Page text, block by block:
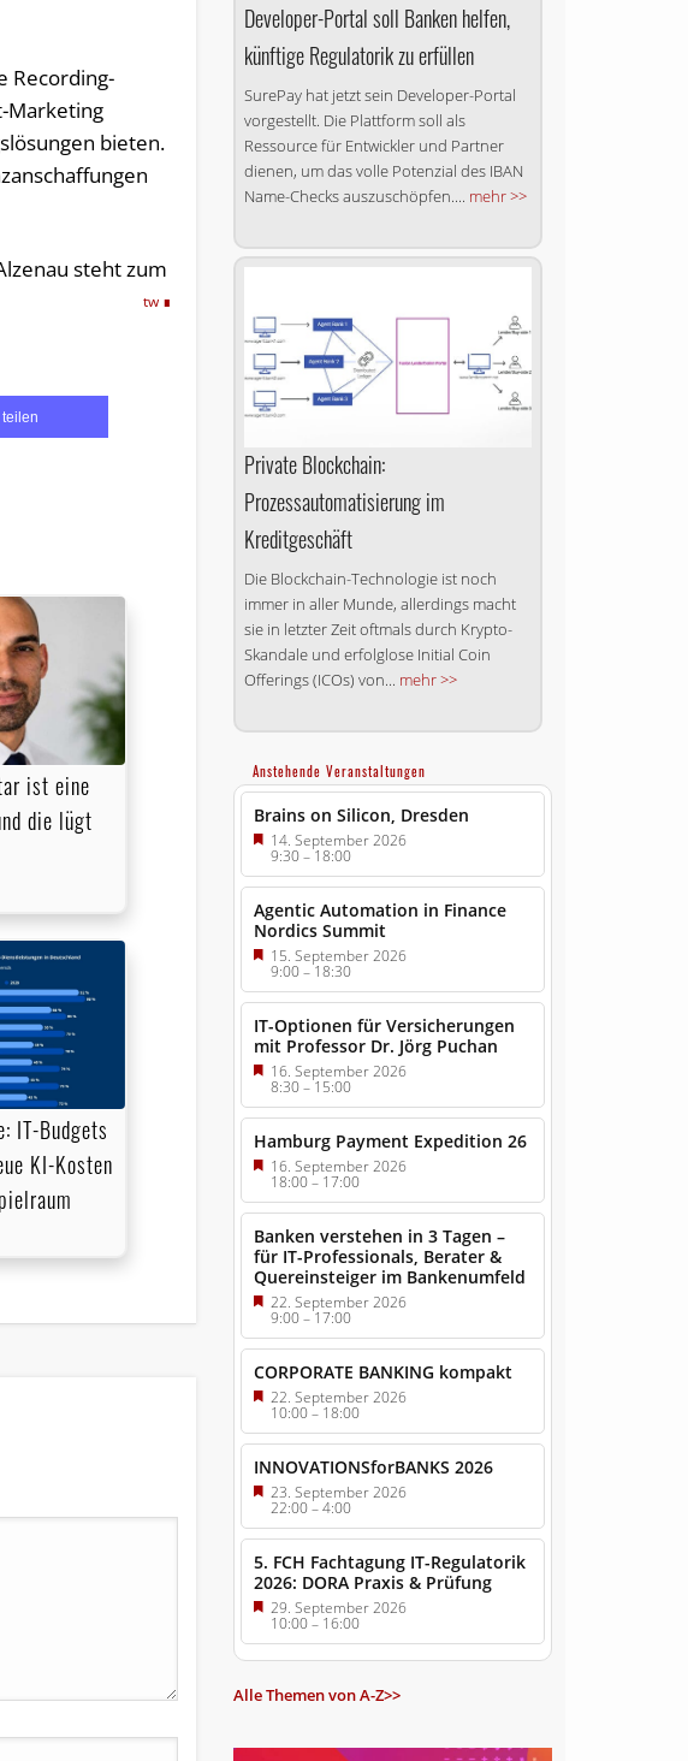
Recording-
Marketing
bieten.
steht zum
tw
teilen
ist eine
die lügt
IT-Budgets
KI-Kosten
Developer-Portal soll Banken helfen,
künftige Regulatorik zu erfüllen
SurePay hat jetzt sein Developer-Portal
vorgestellt. Die Plattform soll als
Ressource für Entwickler und Partner
dienen, um das volle Potenzial des IBAN
Name-Checks auszuschöpfen.... mehr >>
Private Blockchain:
Prozessautomatisierung im
Kreditgeschäft
Die Blockchain-Technologie ist noch
immer in aller Munde, allerdings macht
sie in letzter Zeit oftmals durch Krypto-
Skandale und erfolglose Initial Coin
Offerings (ICOs) von... mehr >>
Anstehende Veranstaltungen
Brains on Silicon, Dresden
14. September 2026
9:30–18:00
Agentic Automation in Finance
Nordics Summit
15. September 2026
9:00–18:30
IT-Optionen für Versicherungen
mit Professor Dr. Jörg Puchan
16. September 2026
8:30–15:00
Hamburg Payment Expedition 26
16. September 2026
18:00– 17:00
Banken verstehen in 3 Tagen –
für IT-Professionals, Berater &
Quereinsteiger im Bankenumfeld
22. September 2026
9:00–17:00
CORPORATE BANKING kompakt
22. September 2026
10:00– 18:00
INNOVATIONSforBANKS 2026
23. September 2026
22:00–4:00
5. FCH Fachtagung IT-Regulatorik
2026: DORA Praxis & Prüfung
29. September 2026
10:00– 16:00
Alle Themen von A-Z>>